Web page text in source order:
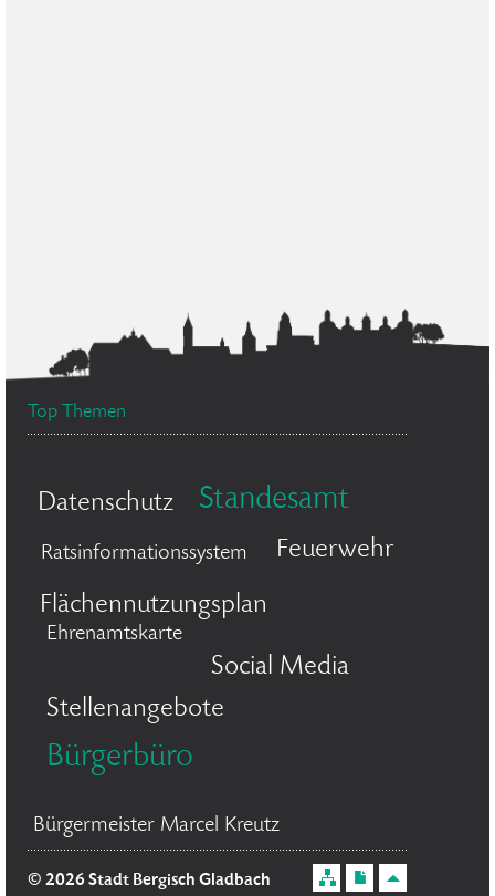
Top Themen
Datenschutz Standesamt
Ratsinformationssystem
Feuerwehr
Flächennutzungsplan
Ehrenamtskarte
Social Media
Stellenangebote
Bürgerbüro
Bürgermeister Marcel Kreutz
© 2026 Stadt Bergisch Gladbach